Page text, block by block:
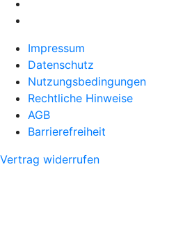
Impressum
Datenschutz
Nutzungsbedingungen
Rechtliche Hinweise
AGB
Barrierefreiheit
Vertrag widerrufen